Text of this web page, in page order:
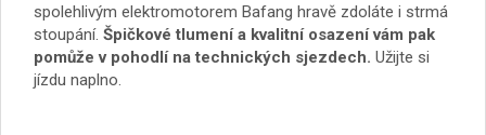
spolehlivým elektromotorem Bafang hravě zdoláte i strmá
stoupání. Špičkové tlumení a kvalitní osazení vám pak
pomůže v pohodlí na technických sjezdech. Užijte si
jízdu naplno.